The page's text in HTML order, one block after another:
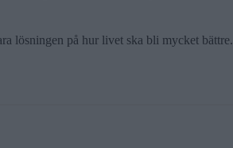
lösningen på hur livet ska bli mycket bättre.